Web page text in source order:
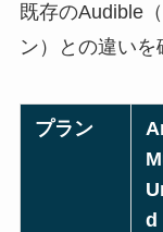
既存のAudible
ン）との違いを
プラン
d